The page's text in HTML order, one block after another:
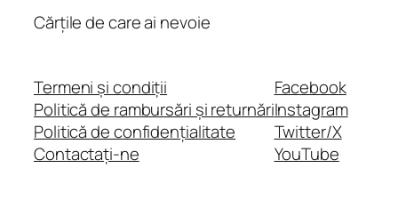
Cărțile de care ai nevoie
Termeni și condiții
Politică de rambursări și returnări
Politică de confidențialitate
Contactați-ne
Facebook
Instagram
Twitter/X
YouTube